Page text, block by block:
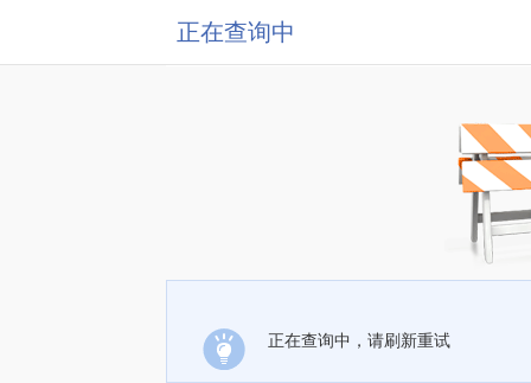
正在查询中
正在查询中，请刷新重试